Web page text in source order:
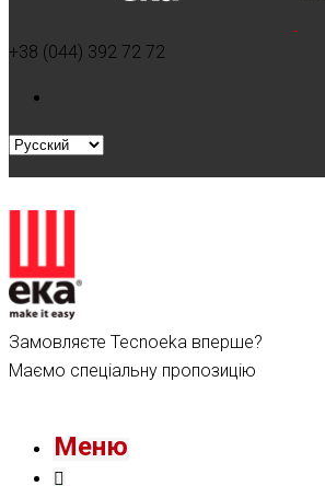
+38 (044) 392 72 72
Замовляєте Tecnoeka вперше?
Маємо спеціальну пропозицію
Меню